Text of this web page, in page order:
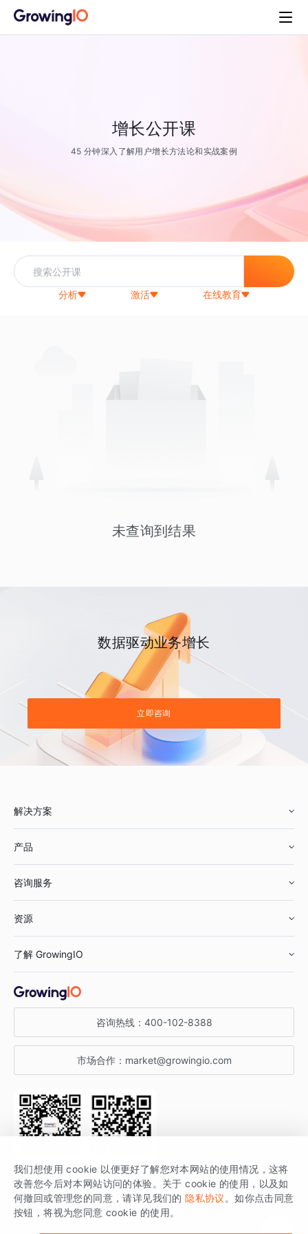
增长公开课
45 分钟深入了解用户增长方法论和实战案例
分析 激活 在线教育
未查询到结果
数据驱动业务增长
立即咨询
解决方案
鞋服行业
汽车行业
金融行业
产品
智能运营
获客分析
咨询服务
资源
增长公开课
增长博客
开发者文档
SDK 文档
场景指南
了解 GrowingIO
关于 GrowingIO
增长大会
行业活动
咨询热线： 400-102-8388
市场合作： market@growingio.com
关注公众号 获取更多干货
GrowingIO 是专注于数据智能分析与增长的品牌，核心平台为 GrowingIO
分析云。
我们想使用 cookie 以便更好了解您对本网站的使用情况，这将
改善您今后对本网站访问的体验。关于 cookie 的使用，以及如
何撤回或管理您的同意，请详见我们的 隐私协议 。如你点击同意
按钮，将视为您同意 cookie 的使用。